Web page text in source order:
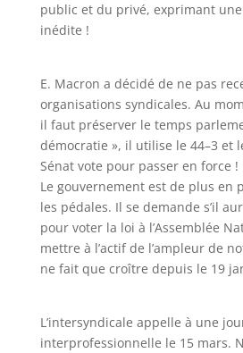
public et du privé, exprimant
inédite !
E. Macron a décidé de ne pas
organisations syndicales. Au
il faut préserver le temps
démocratie », il utilise le 44–3 et
Sénat vote pour passer en force !
Le gouvernement est de plus
les pédales. Il se demande s’il
pour voter la loi à l’Assemblée
mettre à l’actif de l’ampleur de
ne fait que croître depuis le 19
L’intersyndicale appelle à une
interprofessionnelle le 15 mars.